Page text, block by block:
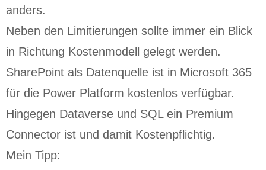
anders.
Neben den Limitierungen sollte immer ein Blick
in Richtung Kostenmodell gelegt werden.
SharePoint als Datenquelle ist in Microsoft 365
für die Power Platform kostenlos verfügbar.
Hingegen Dataverse und SQL ein Premium
Connector ist und damit Kostenpflichtig.
Mein Tipp: